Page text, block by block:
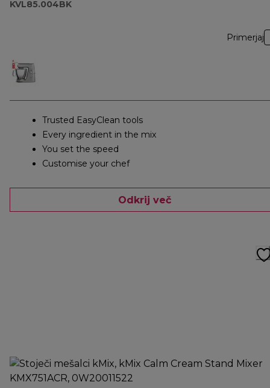
KVL85.004BK
Primerjaj
Trusted EasyClean tools
Every ingredient in the mix
You set the speed
Customise your chef
Odkrij več